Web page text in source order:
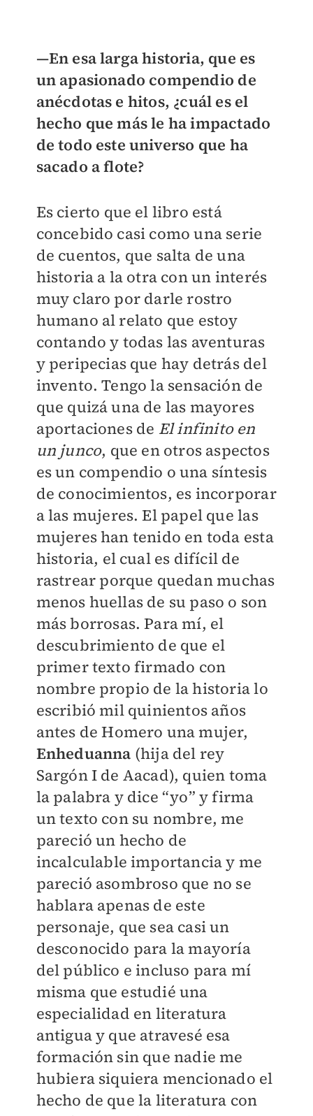
—En esa larga historia, que es
un apasionado compendio de
anécdotas e hitos, ¿cuál es el
hecho que más le ha impactado
de todo este universo que ha
sacado a flote?
Es cierto que el libro está
concebido casi como una serie
de cuentos, que salta de una
historia a la otra con un interés
muy claro por darle rostro
humano al relato que estoy
contando y todas las aventuras
y peripecias que hay detrás del
invento. Tengo la sensación de
que quizá una de las mayores
aportaciones de El infinito en
un junco, que en otros aspectos
es un compendio o una síntesis
de conocimientos, es incorporar
a las mujeres. El papel que las
mujeres han tenido en toda esta
historia, el cual es difícil de
rastrear porque quedan muchas
menos huellas de su paso o son
más borrosas. Para mí, el
descubrimiento de que el
primer texto firmado con
nombre propio de la historia lo
escribió mil quinientos años
antes de Homero una mujer,
Enheduanna (hija del rey
Sargón I de Aacad), quien toma
la palabra y dice “yo” y firma
un texto con su nombre, me
pareció un hecho de
incalculable importancia y me
pareció asombroso que no se
hablara apenas de este
personaje, que sea casi un
desconocido para la mayoría
del público e incluso para mí
misma que estudié una
especialidad en literatura
antigua y que atravesé esa
formación sin que nadie me
hubiera siquiera mencionado el
hecho de que la literatura con